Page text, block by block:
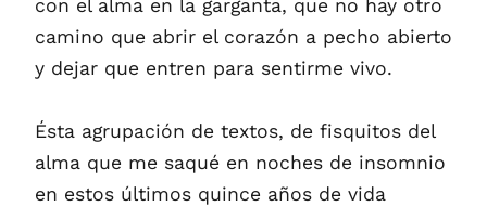
con el alma en la garganta, que no hay otro
camino que abrir el corazón a pecho abierto
y dejar que entren para sentirme vivo.
Ésta agrupación de textos, de fisquitos del
alma que me saqué en noches de insomnio
en estos últimos quince años de vida